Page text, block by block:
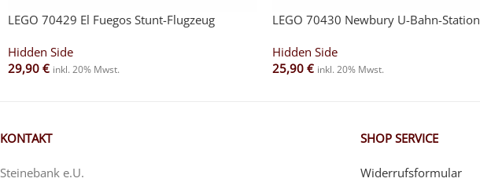
LEGO 70429 El Fuegos Stunt-Flugzeug
Hidden Side
29,90 € inkl. 20% Mwst.
LEGO 70430 Newbury U-Bahn-Station
Hidden Side
25,90 € inkl. 20% Mwst.
KONTAKT
Steinebank e.U.
SHOP SERVICE
Widerrufsformular